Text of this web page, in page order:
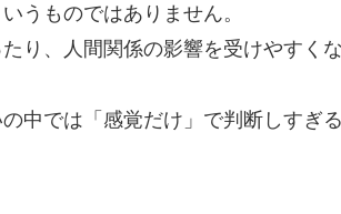
うものではありません。
り、人間関係の影響を受けやすく
中では「感覚だけ」で判断しすぎ